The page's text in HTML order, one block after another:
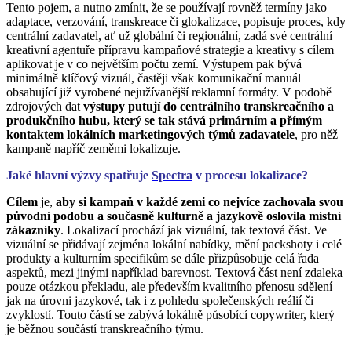
Tento pojem, a nutno zmínit, že se používají rovněž termíny jako
adaptace, verzování, transkreace či glokalizace, popisuje proces, kdy
centrální zadavatel, ať už globální či regionální, zadá své centrální
kreativní agentuře přípravu kampaňové strategie a kreativy s cílem
aplikovat je v co největším počtu zemí. Výstupem pak bývá
minimálně klíčový vizuál, častěji však komunikační manuál
obsahující již vyrobené nejužívanější reklamní formáty. V podobě
zdrojových datvýstupy putují do centrálního transkreačního a
produkčního hubu, který se tak stává primárním a přímým
kontaktem lokálních marketingových týmů zadavatele, pro něž
kampaně napříč zeměmi lokalizuje.
Jaké hlavní výzvy spatřuje Spectra v procesu lokalizace?
Cílem je, aby si kampaň v každé zemi co nejvíce zachovala svou
původní podobu a současně kulturně a jazykově oslovila místní
zákazníky. Lokalizací prochází jak vizuální, tak textová část. Ve
vizuální se přidávají zejména lokální nabídky, mění packshoty i celé
produkty a kulturním specifikům se dále přizpůsobuje celá řada
aspektů, mezi jinými například barevnost. Textová část není zdaleka
pouze otázkou překladu, ale především kvalitního přenosu sdělení
jak na úrovni jazykové, tak i z pohledu společenských reálií či
zvyklostí. Touto částí se zabývá lokálně působící copywriter, který
je běžnou součástí transkreačního týmu.